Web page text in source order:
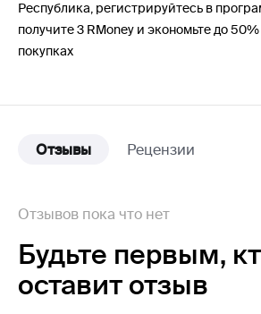
Республика, регистрируйтесь в
получите 3 RMoney и экономьте до
покупках
Отзывы Рецензии
Отзывов пока что нет
Будьте первым,
оставит отзыв